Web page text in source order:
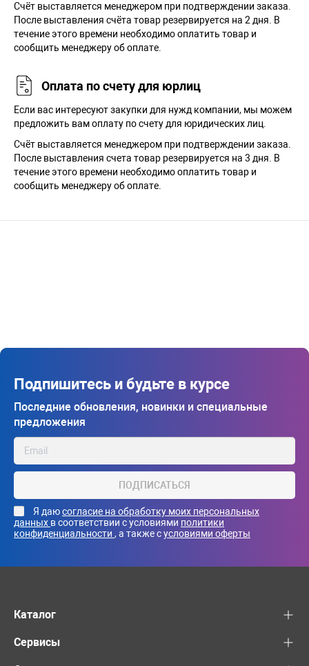
Cчёт выставляется менеджером при подтверждении заказа.
После выставления счёта товар резервируется на 2 дня. В
течение этого времени необходимо оплатить товар и
сообщить менеджеру об оплате.
Оплата по счету для юрлиц
Если вас интересуют закупки для нужд компании, мы можем
предложить вам оплату по счету для юридических лиц.
Счёт выставляется менеджером при подтверждении заказа.
После выставления счета товар резервируется на 3 дня. В
течение этого времени необходимо оплатить товар и
сообщить менеджеру об оплате.
Подпишитесь и будьте в курсе
Последние обновления, новинки и специальные
предложения
ПОДПИСАТЬСЯ
Я даюсогласие на обработку моих персональных
данных в соответствии с условиями политики
конфиденциальности , а также сусловиями оферты
Каталог
Сервисы